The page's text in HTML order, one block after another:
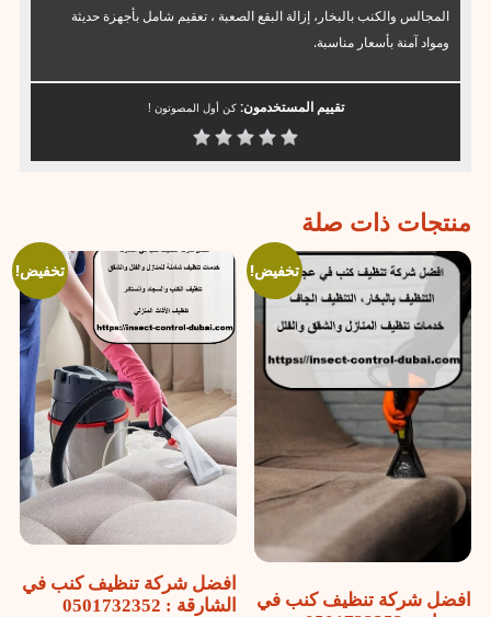
المجالس والكنب بالبخار، إزالة البقع الصعبة ، تعقيم شامل بأجهزة حديثة
ومواد آمنة بأسعار مناسبة.
تقييم المستخدمون:كن أول المصوتون !
منتجات ذات صلة
تخفيض!
افضل شركة تنظيف كنب في
تخفيض!
افضل شركة تنظيف كنب في
الشارقة : 0501732352